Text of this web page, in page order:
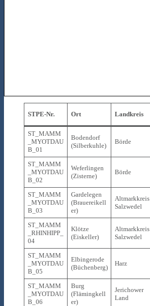
STPE-Nr. Ort Landkreis
ST_MAMM
_MYOTDAU
B_01
Bodendorf
(Silberkuhle)
Börde
ST_MAMM
_MYOTDAU
B_02
Weferlingen
(Zisterne)
Börde
ST_MAMM
_MYOTDAU
B_03
Gardelegen
(Brauereikell
er)
Altmarkkreis
Salzwedel
ST_MAMM
_RHINHIPP_
04
Klötze
(Eiskeller)
Altmarkkreis
Salzwedel
ST_MAMM
_MYOTDAU
B_05
Elbingerode
(Büchenberg)
Harz
ST_MAMM
_MYOTDAU
B_06
Burg
(Flämingkell
er)
Jerichower
Land